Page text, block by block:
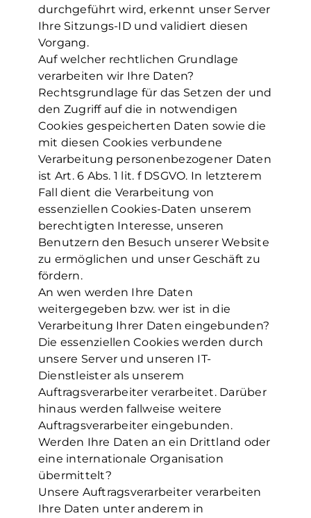
durchgeführt wird, erkennt unser Server
Ihre Sitzungs-ID und validiert diesen
Vorgang.
Auf welcher rechtlichen Grundlage
verarbeiten wir Ihre Daten?
Rechtsgrundlage für das Setzen der und
den Zugriff auf die in notwendigen
Cookies gespeicherten Daten sowie die
mit diesen Cookies verbundene
Verarbeitung personenbezogener Daten
ist Art. 6 Abs. 1 lit. f DSGVO. In letzterem
Fall dient die Verarbeitung von
essenziellen Cookies-Daten unserem
berechtigten Interesse, unseren
Benutzern den Besuch unserer Website
zu ermöglichen und unser Geschäft zu
fördern.
An wen werden Ihre Daten
weitergegeben bzw. wer ist in die
Verarbeitung Ihrer Daten eingebunden?
Die essenziellen Cookies werden durch
unsere Server und unseren IT-
Dienstleister als unserem
Auftragsverarbeiter verarbeitet. Darüber
hinaus werden fallweise weitere
Auftragsverarbeiter eingebunden.
Werden Ihre Daten an ein Drittland oder
eine internationale Organisation
übermittelt?
Unsere Auftragsverarbeiter verarbeiten
Ihre Daten unter anderem in